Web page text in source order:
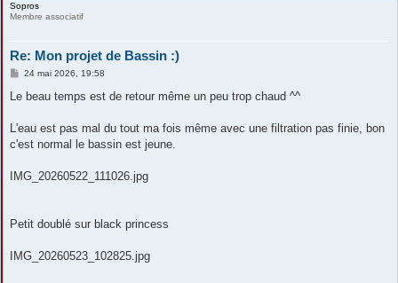
Sopros
Membre associatif
Re: Mon projet de Bassin :)
M
s
g
24 mai 2026, 19:58
Le beau temps est de retour même un peu trop chaud ^^
L'eau est pas mal du tout ma fois même avec une filtration pas finie, bon
c'est normal le bassin est jeune.
IMG_20260522_111026.jpg
Petit doublé sur black princess
IMG_20260523_102825.jpg